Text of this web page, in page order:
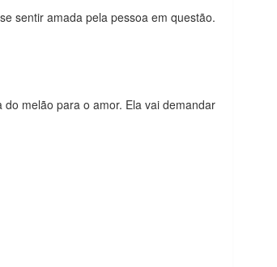
sentir amada pela pessoa em questão.
melão para o amor. Ela vai demandar